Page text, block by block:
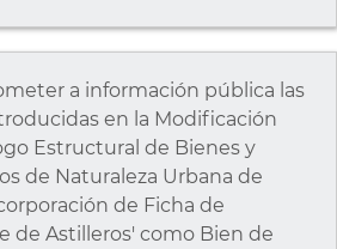
a información pública las
en la Modificación
Estructural de Bienes y
de Naturaleza Urbana de
de Ficha de
de Astilleros' como Bien de